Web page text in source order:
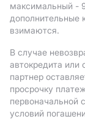
максимальный -
дополнительные
взимаются.
В случае
автокредита или
партнер
просрочку
первоначальной
условий